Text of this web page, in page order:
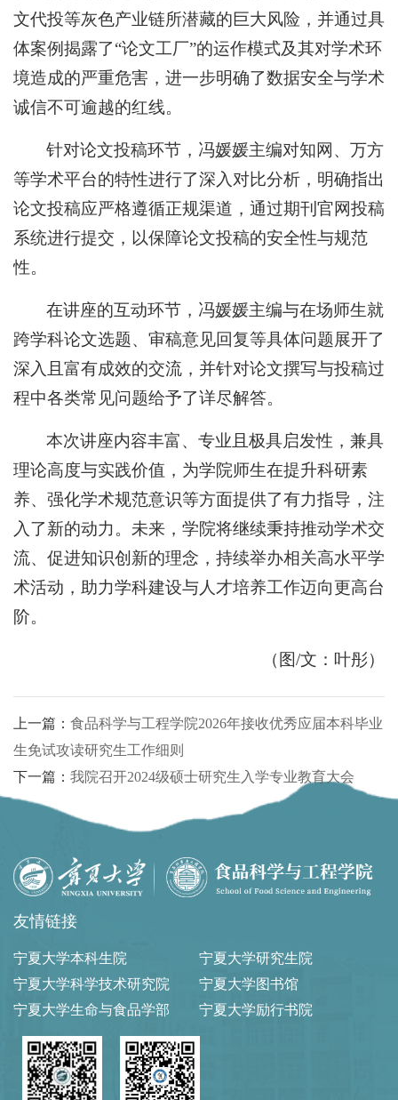
文代投等灰色产业链所潜藏的巨大风险，并通过具
体案例揭露了“论文工厂”的运作模式及其对学术环
境造成的严重危害，进一步明确了数据安全与学术
诚信不可逾越的红线。
针对论文投稿环节，冯媛媛主编对知网、万方
等学术平台的特性进行了深入对比分析，明确指出
论文投稿应严格遵循正规渠道，通过期刊官网投稿
系统进行提交，以保障论文投稿的安全性与规范
性。
在讲座的互动环节，冯媛媛主编与在场师生就
跨学科论文选题、审稿意见回复等具体问题展开了
深入且富有成效的交流，并针对论文撰写与投稿过
程中各类常见问题给予了详尽解答。
本次讲座内容丰富、专业且极具启发性，兼具
理论高度与实践价值，为学院师生在提升科研素
养、强化学术规范意识等方面提供了有力指导，注
入了新的动力。未来，学院将继续秉持推动学术交
流、促进知识创新的理念，持续举办相关高水平学
术活动，助力学科建设与人才培养工作迈向更高台
阶。
（图/文：叶彤）
上一篇： 食品科学与工程学院2026年接收优秀应届本科毕业
生免试攻读研究生工作细则
下一篇： 我院召开2024级硕士研究生入学专业教育大会
友情链接
宁夏大学本科生院
宁夏大学研究生院
宁夏大学科学技术研究院
宁夏大学图书馆
宁夏大学生命与食品学部
宁夏大学励行书院